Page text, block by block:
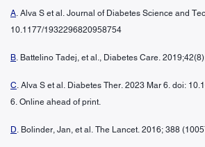
A. Alva S et al. Journal of Diabetes Science and
10.1177/1932296820958754
B. Battelino Tadej, et al., Diabetes Care.
C. Alva S et al. Diabetes Ther. 2023 Mar 6. doi:
6. Online ahead of print.
D. Bolinder, Jan, et al. The Lancet. 2016; 388